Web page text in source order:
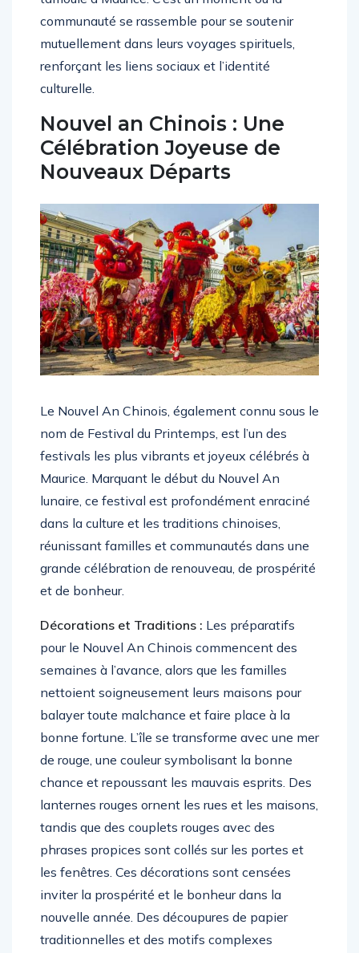
communauté se rassemble pour se soutenir
mutuellement dans leurs voyages spirituels,
renforçant les liens sociaux et l’identité
culturelle.
Nouvel an Chinois : Une
Célébration Joyeuse de
Nouveaux Départs
Le Nouvel An Chinois, également connu sous le
nom de Festival du Printemps, est l’un des
festivals les plus vibrants et joyeux célébrés à
Maurice. Marquant le début du Nouvel An
lunaire, ce festival est profondément enraciné
dans la culture et les traditions chinoises,
réunissant familles et communautés dans une
grande célébration de renouveau, de prospérité
et de bonheur.
Décorations et Traditions : Les préparatifs
pour le Nouvel An Chinois commencent des
semaines à l’avance, alors que les familles
nettoient soigneusement leurs maisons pour
balayer toute malchance et faire place à la
bonne fortune. L’île se transforme avec une mer
de rouge, une couleur symbolisant la bonne
chance et repoussant les mauvais esprits. Des
lanternes rouges ornent les rues et les maisons,
tandis que des couplets rouges avec des
phrases propices sont collés sur les portes et
les fenêtres. Ces décorations sont censées
inviter la prospérité et le bonheur dans la
nouvelle année. Des découpures de papier
traditionnelles et des motifs complexes